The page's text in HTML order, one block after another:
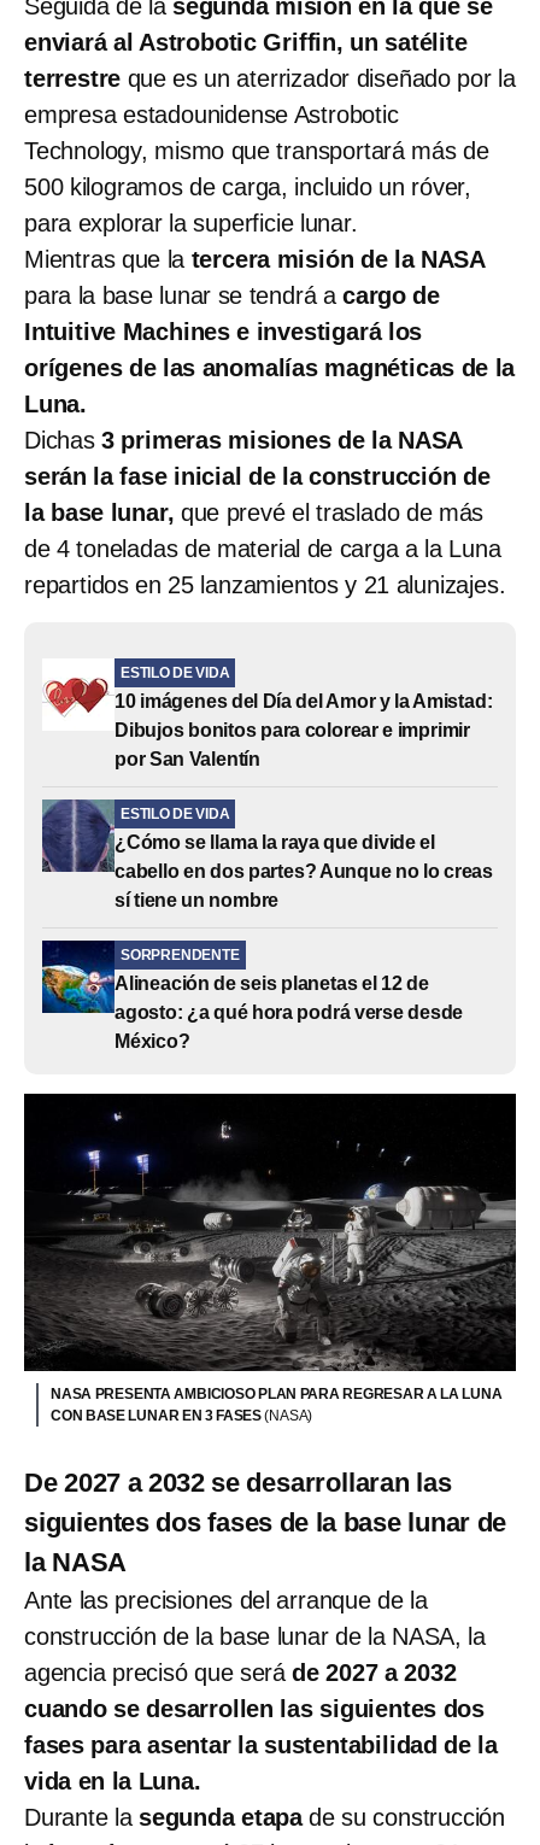
Seguida de lasegunda misión en la que se
enviará al Astrobotic Griffin, un satélite
terrestre que es un aterrizador diseñado por la
empresa estadounidense Astrobotic
Technology, mismo que transportará más de
500 kilogramos de carga, incluido un róver,
para explorar la superficie lunar.
Mientras que la tercera misión de la NASA
para la base lunar se tendrá acargo de
Intuitive Machines e investigará los
orígenes de las anomalías magnéticas de la
Luna.
Dichas3 primeras misiones de la NASA
serán la fase inicial de la construcción de
la base lunar, que prevé el traslado de más
de 4 toneladas de material de carga a la Luna
repartidos en 25 lanzamientos y 21 alunizajes.
ESTILO DE VIDA
10 imágenes del Día del Amor y la Amistad:
Dibujos bonitos para colorear e imprimir
por San Valentín
ESTILO DE VIDA
¿Cómo se llama la raya que divide el
cabello en dos partes? Aunque no lo creas
sí tiene un nombre
SORPRENDENTE
Alineación de seis planetas el 12 de
agosto: ¿a qué hora podrá verse desde
México?
NASA PRESENTA AMBICIOSO PLAN PARA REGRESAR A LA LUNA
CON BASE LUNAR EN 3 FASES(NASA)
De 2027 a 2032 se desarrollaran las
siguientes dos fases de la base lunar de
la NASA
Ante las precisiones del arranque de la
construcción de la base lunar de la NASA, la
agencia precisó que seráde 2027 a 2032
cuando se desarrollen las siguientes dos
fases para asentar la sustentabilidad de la
vida en la Luna.
Durante la segunda etapade su construcción